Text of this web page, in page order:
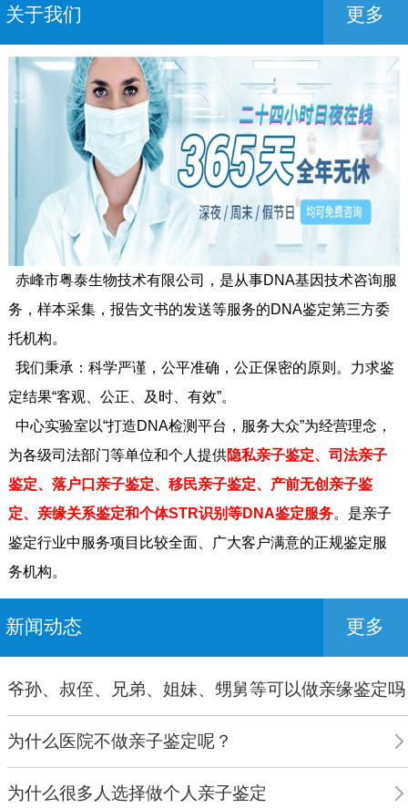
关于我们 更多
赤峰市粤泰生物技术有限公司，是从事DNA基因技术咨询服
务，样本采集，报告文书的发送等服务的DNA鉴定第三方委
托机构。
我们秉承：科学严谨，公平准确，公正保密的原则。力求鉴
定结果“客观、公正、及时、有效”。
中心实验室以“打造DNA检测平台，服务大众”为经营理念，
为各级司法部门等单位和个人提供隐私亲子鉴定、司法亲子
鉴定、落户口亲子鉴定、移民亲子鉴定、产前无创亲子鉴
定、亲缘关系鉴定和个体STR识别等DNA鉴定服务。是亲子
鉴定行业中服务项目比较全面、广大客户满意的正规鉴定服
务机构。
新闻动态 更多
爷孙、叔侄、兄弟、姐妹、甥舅等可以做亲缘鉴定
为什么医院不做亲子鉴定呢？
为什么很多人选择做个人亲子鉴定